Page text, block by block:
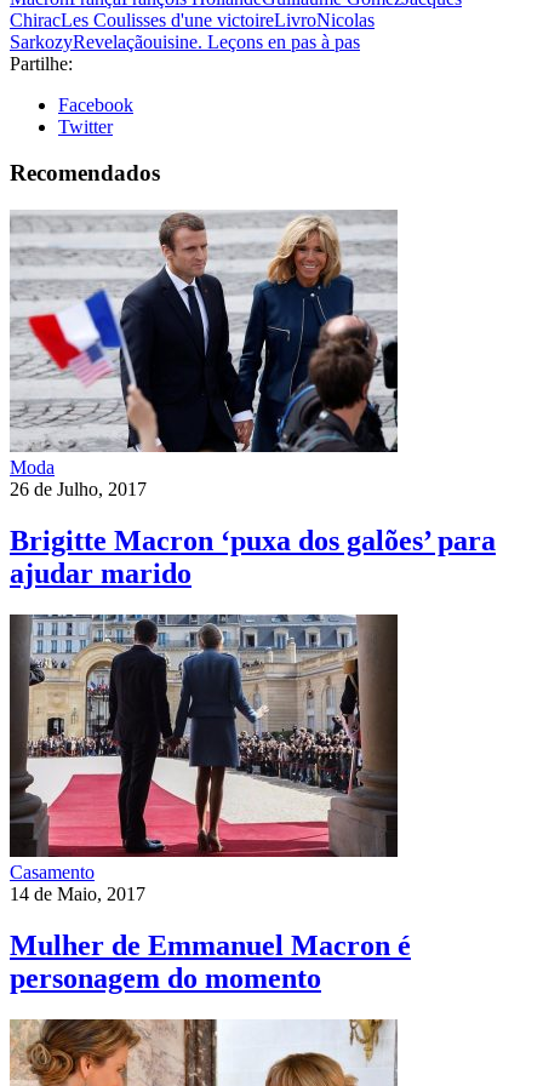
ChiracLes Coulisses d'une victoireLivroNicolas
SarkozyRevelaçãouisine. Leçons en pas à pas
Partilhe:
Facebook
Twitter
Recomendados
Moda
26 de Julho, 2017
Brigitte Macron ‘puxa dos galões’ para
ajudar marido
Casamento
14 de Maio, 2017
Mulher de Emmanuel Macron é
personagem do momento